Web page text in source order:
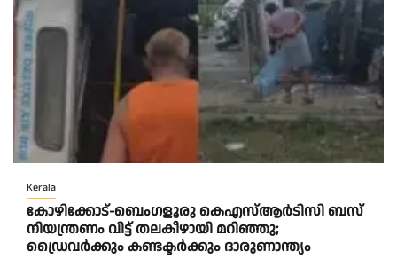
Kerala
കോഴിക്കോട്-ബെംഗളൂരു കെഎസ്ആര്‍ടിസി ബസ്
നിയന്ത്രണം വിട്ട് തലകീഴായി മറിഞ്ഞു;
ഡ്രെെവർക്കും കണ്ടക്ടർക്കും ദാരുണാന്ത്യം